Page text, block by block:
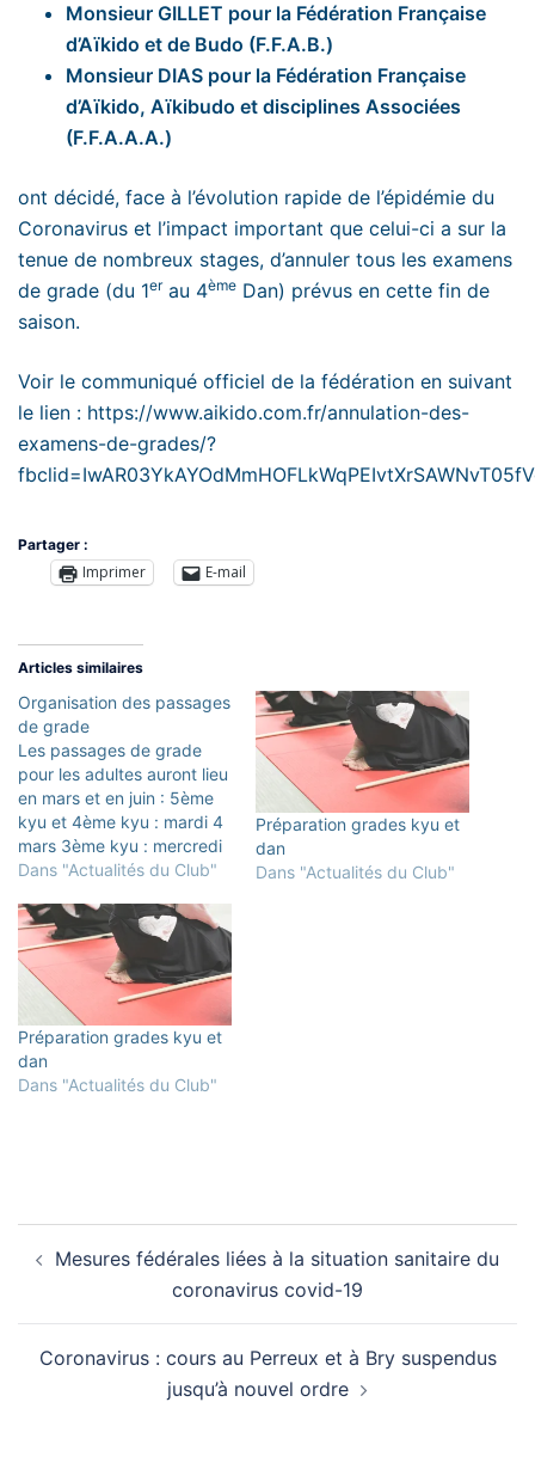
Monsieur GILLET pour la Fédération Française
d’Aïkido et de Budo (F.F.A.B.)
Monsieur DIAS pour la Fédération Française
d’Aïkido, Aïkibudo et disciplines Associées
(F.F.A.A.A.)
ont décidé, face à l’évolution rapide de l’épidémie du
Coronavirus et l’impact important que celui-ci a sur la
tenue de nombreux stages, d’annuler tous les examens
de grade (du 1erau 4ème Dan) prévus en cette fin de
saison.
Voir le communiqué officiel de la fédération en suivant
le lien : https://www.aikido.com.fr/annulation-des-
examens-de-grades/?
Partager :
Imprimer E-mail
Articles similaires
Organisation des passages
de grade
Les passages de grade
pour les adultes auront lieu
en mars et en juin : 5ème
kyu et 4ème kyu : mardi 4
mars 3ème kyu : mercredi
26 mars 2ème kyu et 1er
aikidokas qui souhaitent
passer l'examen inscriront
leur nom et le…
Dans "Actualités du Club"
Préparation grades kyu et
dan
Dans "Actualités du Club"
Préparation grades kyu et
dan
Dans "Actualités du Club"
d’article
Mesures fédérales liées à la situation sanitaire du
coronavirus covid-19
Coronavirus : cours au Perreux et à Bry suspendus
jusqu’à nouvel ordre